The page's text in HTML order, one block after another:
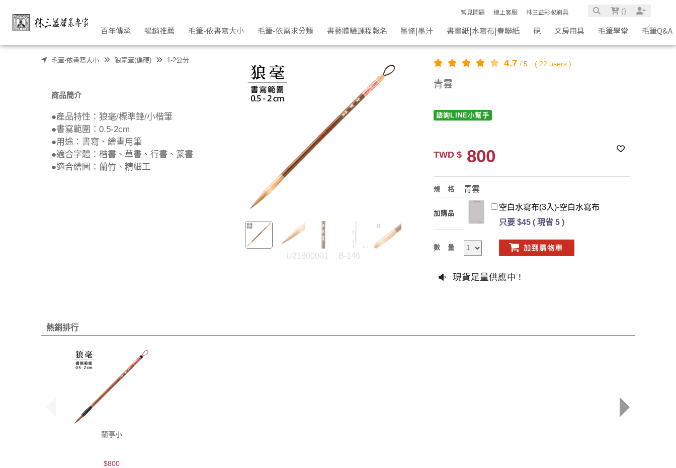
常見問題 線上客服 林三益彩妝刷具 ()
百年傳承 暢銷推薦 毛筆-依書寫大小 毛筆-依需求分類 書藝體驗課程報名 墨條|墨汁 書畫紙|水寫布|春聯紙 硯 文房用具 毛筆學堂 毛筆Q&A
毛筆-依書寫大小 狼毫筆(偏硬) 1-2公分
商品簡介
●產品特性：狼毫/標準鋒/小楷筆
●書寫範圍：0.5-2cm
●用途：書寫、繪畫用筆
●適合字體：楷書、草書、行書、篆書
●適合繪圖：蘭竹、精細工
U21800001 B-146
4.7 / 5 ( 22 users )
青雲
諮詢LINE小幫手
TWD $ 800
規格 青雲
加購品
空白水寫布(3入)-空白水寫布
只要 $45 ( 現省 5 )
數量
現貨足量供應中 !
熱銷排行
蘭亭小
$800